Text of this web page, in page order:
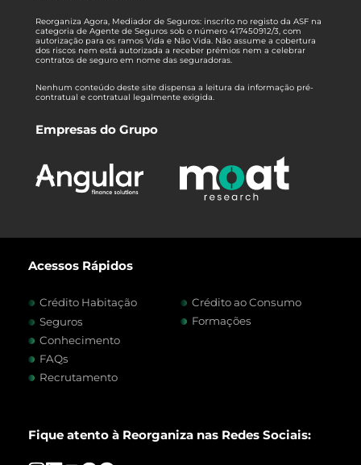
Reorganiza Agora, Mediador de Seguros: inscrito no registo da ASF na
categoria de Agente de Seguros sob o número 417450912/3, com
autorização para os ramos Vida e Não Vida. Não assume a cobertura
dos riscos nem está autorizada a receber prémios nem a celebrar
contratos de seguro em nome das seguradoras.
Nenhum conteúdo deste site dispensa a leitura da informação pré-
contratual e contratual legalmente exigida.
Empresas do Grupo
Acessos Rápidos
Crédito Habitação
Crédito ao Consumo
Seguros
Formações
Conhecimento
FAQs
Recrutamento
Fique atento à Reorganiza nas Redes Sociais: